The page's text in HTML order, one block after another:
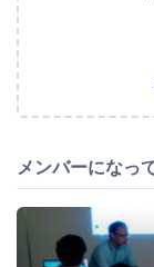
メンバーになっ